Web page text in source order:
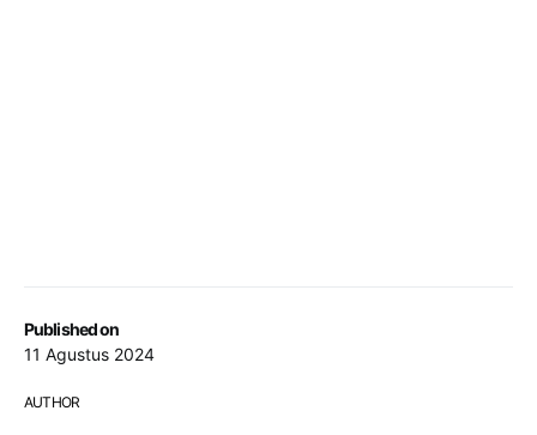
Published on
11 Agustus 2024
AUTHOR